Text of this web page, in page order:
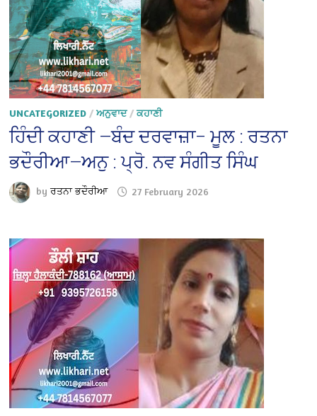
UNCATEGORIZED /ਅਨੁਵਾਦ/ਕਹਾਣੀ
ਹਿੰਦੀ ਕਹਾਣੀ —ਬੰਦ ਦਰਵਾਜ਼ਾ– ਮੂਲ : ਰਤਨਾ
ਭਦੌਰੀਆ—ਅਨੁ : ਪ੍ਰੋ. ਨਵ ਸੰਗੀਤ ਸਿੰਘ
byਰਤਨਾ ਭਦੌਰੀਆ 27 February 2026